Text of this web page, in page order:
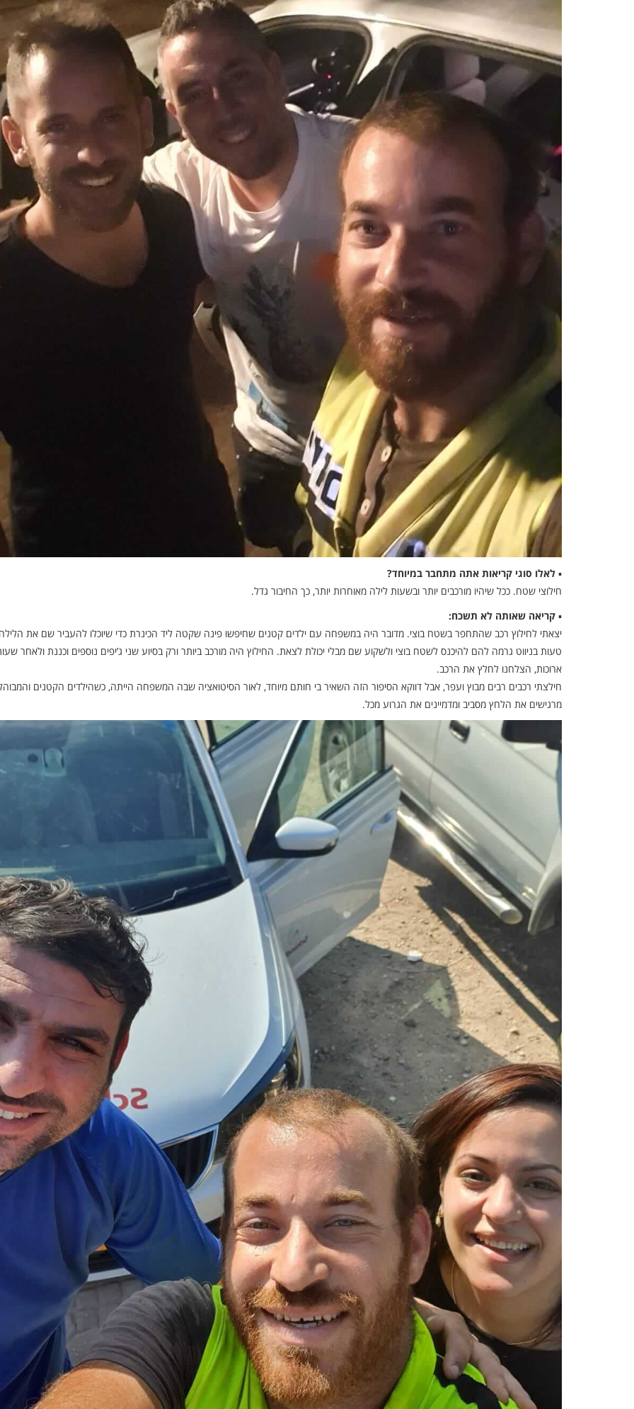
▪ לאלו סוגי קריאות אתה מתחבר במיוחד?
חילוצי שטח. ככל שיהיו מורכבים יותר ובשעות לילה מאוחרות יותר, כך החיבור גדל.
▪ קריאה שאותה לא תשכח:
יצאתי לחילוץ רכב שהתחפר בשטח בוצי. מדובר היה במשפחה עם ילדים קטנים שחיפשו פינה שקטה ליד הכינרת כדי שיוכלו להעביר שם את
טעות בניווט גרמה להם להיכנס לשטח בוצי ולשקוע שם מבלי יכולת לצאת. החילוץ היה מורכב ביותר ורק בסיוע שני ג’יפים נוספים וכננת ולאחר
ארוכות, הצלחנו לחלץ את הרכב.
חילצתי רכבים רבים מבוץ ועפר, אבל דווקא הסיפור הזה השאיר בי חותם מיוחד, לאור הסיטואציה שבה המשפחה הייתה, כשהילדים הקטנים
מרגישים את הלחץ מסביב ומדמיינים את הגרוע מכל.